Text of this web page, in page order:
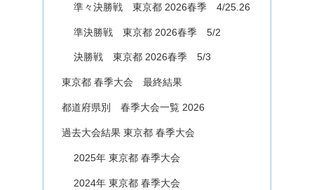
準々決勝戦 東京都 2026春季 4/25.26
準決勝戦 東京都 2026春季 5/2
決勝戦 東京都 2026春季 5/3
東京都 春季大会 最終結果
都道府県別 春季大会一覧 2026
過去大会結果 東京都 春季大会
2025年 東京都 春季大会
2024年 東京都 春季大会